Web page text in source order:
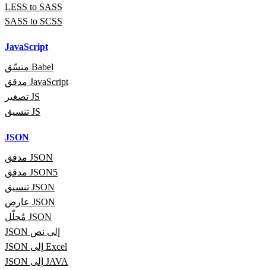
LESS to SASS
SASS to SCSS
JavaScript
منسّق Babel
مدقق JavaScript
تصغير JS
تنسيق JS
JSON
مدقق JSON
مدقق JSON5
تنسيق JSON
عارض JSON
مُحلّل JSON
JSON إلى نص
JSON إلى Excel
JSON إلى JAVA